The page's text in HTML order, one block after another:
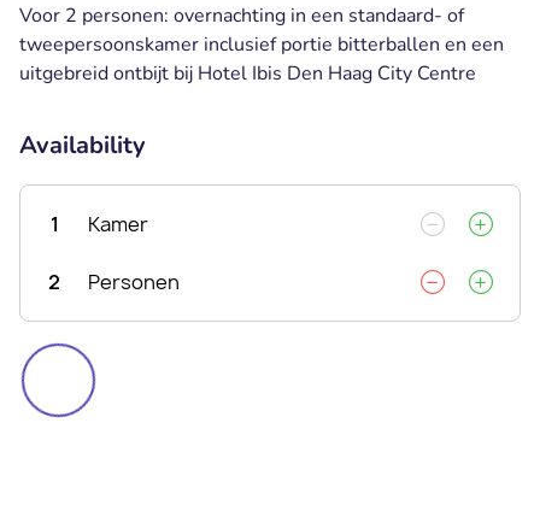
Voor 2 personen: overnachting in een standaard- of
tweepersoonskamer inclusief portie bitterballen en een
uitgebreid ontbijt bij Hotel Ibis Den Haag City Centre
Availability
1 Kamer
2 Personen